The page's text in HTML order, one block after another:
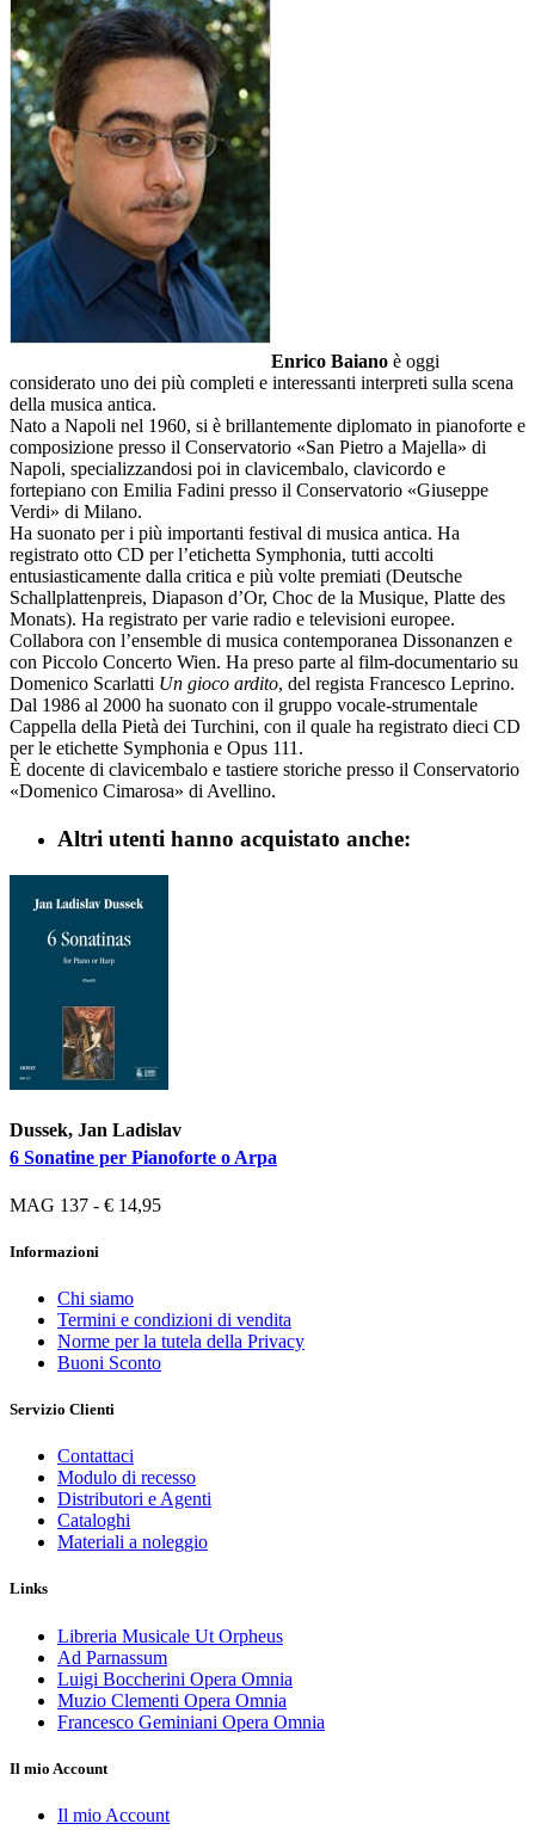
Enrico Baiano è oggi
considerato uno dei più completi e interessanti interpreti sulla scena
della musica antica.
Nato a Napoli nel 1960, si è brillantemente diplomato in pianoforte e
composizione presso il Conservatorio «San Pietro a Majella» di
Napoli, specializzandosi poi in clavicembalo, clavicordo e
fortepiano con Emilia Fadini presso il Conservatorio «Giuseppe
Verdi» di Milano.
Ha suonato per i più importanti festival di musica antica. Ha
registrato otto CD per l’etichetta Symphonia, tutti accolti
entusiasticamente dalla critica e più volte premiati (Deutsche
Schallplattenpreis, Diapason d’Or, Choc de la Musique, Platte des
Monats). Ha registrato per varie radio e televisioni europee.
Collabora con l’ensemble di musica contemporanea Dissonanzen e
con Piccolo Concerto Wien. Ha preso parte al film-documentario su
Domenico Scarlatti Un gioco ardito, del regista Francesco Leprino.
Dal 1986 al 2000 ha suonato con il gruppo vocale-strumentale
Cappella della Pietà dei Turchini, con il quale ha registrato dieci CD
per le etichette Symphonia e Opus 111.
È docente di clavicembalo e tastiere storiche presso il Conservatorio
«Domenico Cimarosa» di Avellino.
Altri utenti hanno acquistato anche:
Dussek, Jan Ladislav
6 Sonatine per Pianoforte o Arpa
MAG 137 - € 14,95
Informazioni
Chi siamo
Termini e condizioni di vendita
Norme per la tutela della Privacy
Buoni Sconto
Servizio Clienti
Contattaci
Modulo di recesso
Distributori e Agenti
Cataloghi
Materiali a noleggio
Links
Libreria Musicale Ut Orpheus
Ad Parnassum
Luigi Boccherini Opera Omnia
Muzio Clementi Opera Omnia
Francesco Geminiani Opera Omnia
Il mio Account
Il mio Account